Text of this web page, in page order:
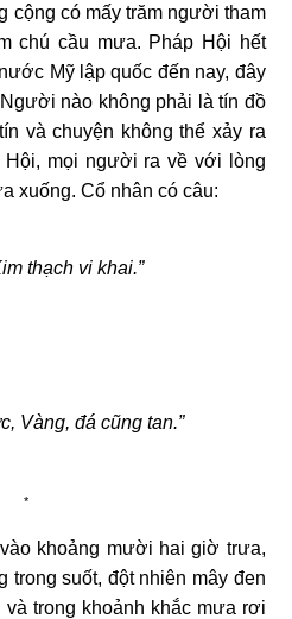
cộng có mấy trăm người tham
chú cầu mưa. Pháp Hội hết
Mỹ lập quốc đến nay, đây
nào không phải là tín đồ
và chuyện không thể xảy ra
mọi người ra về với lòng
xuống. Cổ nhân có câu:
thạch vi khai.”
Vàng, đá cũng tan.”
*
khoảng mười hai giờ trưa,
trong suốt, đột nhiên mây đen
và trong khoảnh khắc mưa rơi